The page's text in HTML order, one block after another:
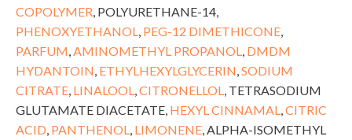
COPOLYMER , POLYURETHANE-14,
PHENOXYETHANOL PEG-12 DIMETHICONE
PARFUM AMINOMETHYL PROPANOL DMDM
HYDANTOIN ETHYLHEXYLGLYCERIN SODIUM
CITRATE LINALOOL CITRONELLOL , TETRASODIUM
GLUTAMATE DIACETATE, HEXYL CINNAMAL CITRIC
ACID PANTHENOL LIMONENE , ALPHA-ISOMETHYL